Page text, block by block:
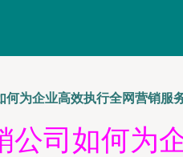
何为企业高效执行全网营销服
公司如何为